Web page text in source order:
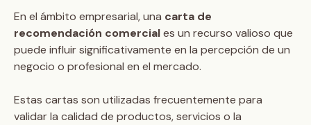
En el ámbito empresarial, una carta de
recomendación comerciales un recurso valioso que
puede influir significativamente en la percepción de un
negocio o profesional en el mercado.
Estas cartas son utilizadas frecuentemente para
validar la calidad de productos, servicios o la